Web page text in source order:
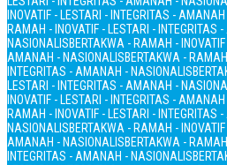
INOVATIF - LESTARI - INTEGRITAS -
RAMAH - INOVATIF - LESTARI - INTEGRITAS
NASIONALISBERTAKWA - RAMAH -
AMANAH - NASIONALISBERTAKWA -
INTEGRITAS - AMANAH - NASIONALIS
LESTARI - INTEGRITAS - AMANAH -
INOVATIF - LESTARI - INTEGRITAS -
RAMAH - INOVATIF - LESTARI - INTEGRITAS
NASIONALISBERTAKWA - RAMAH -
AMANAH - NASIONALISBERTAKWA -
INTEGRITAS - AMANAH - NASIONALIS